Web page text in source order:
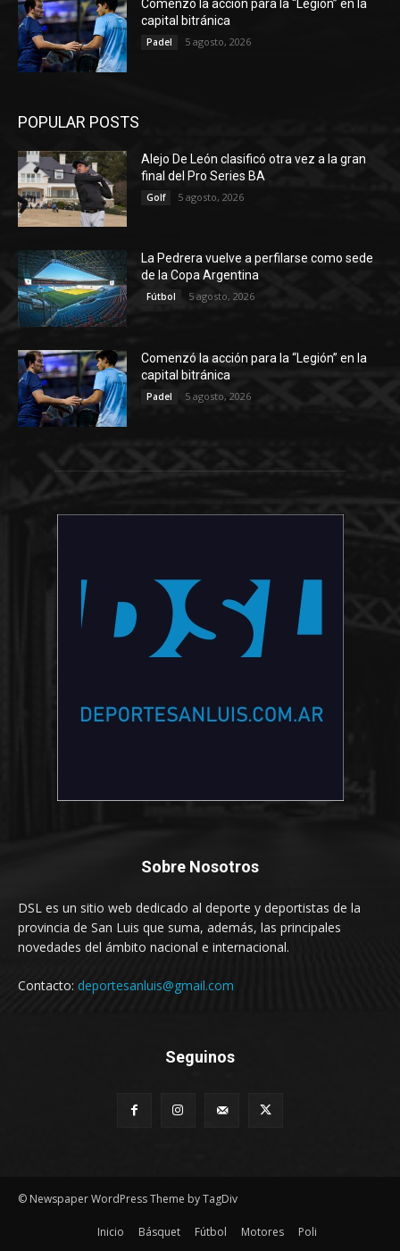
Comenzó la acción para la “Legión” en la
capital bitránica
Padel 5 agosto, 2026
POPULAR POSTS
Alejo De León clasificó otra vez a la gran
final del Pro Series BA
Golf 5 agosto, 2026
La Pedrera vuelve a perfilarse como sede
de la Copa Argentina
Fútbol 5 agosto, 2026
Comenzó la acción para la “Legión” en la
capital bitránica
Padel 5 agosto, 2026
Sobre Nosotros
DSL es un sitio web dedicado al deporte y deportistas de la
provincia de San Luis que suma, además, las principales
novedades del ámbito nacional e internacional.
Contacto: deportesanluis@gmail.com
Seguinos
© Newspaper WordPress Theme by TagDiv
Inicio Básquet Fútbol Motores Poli